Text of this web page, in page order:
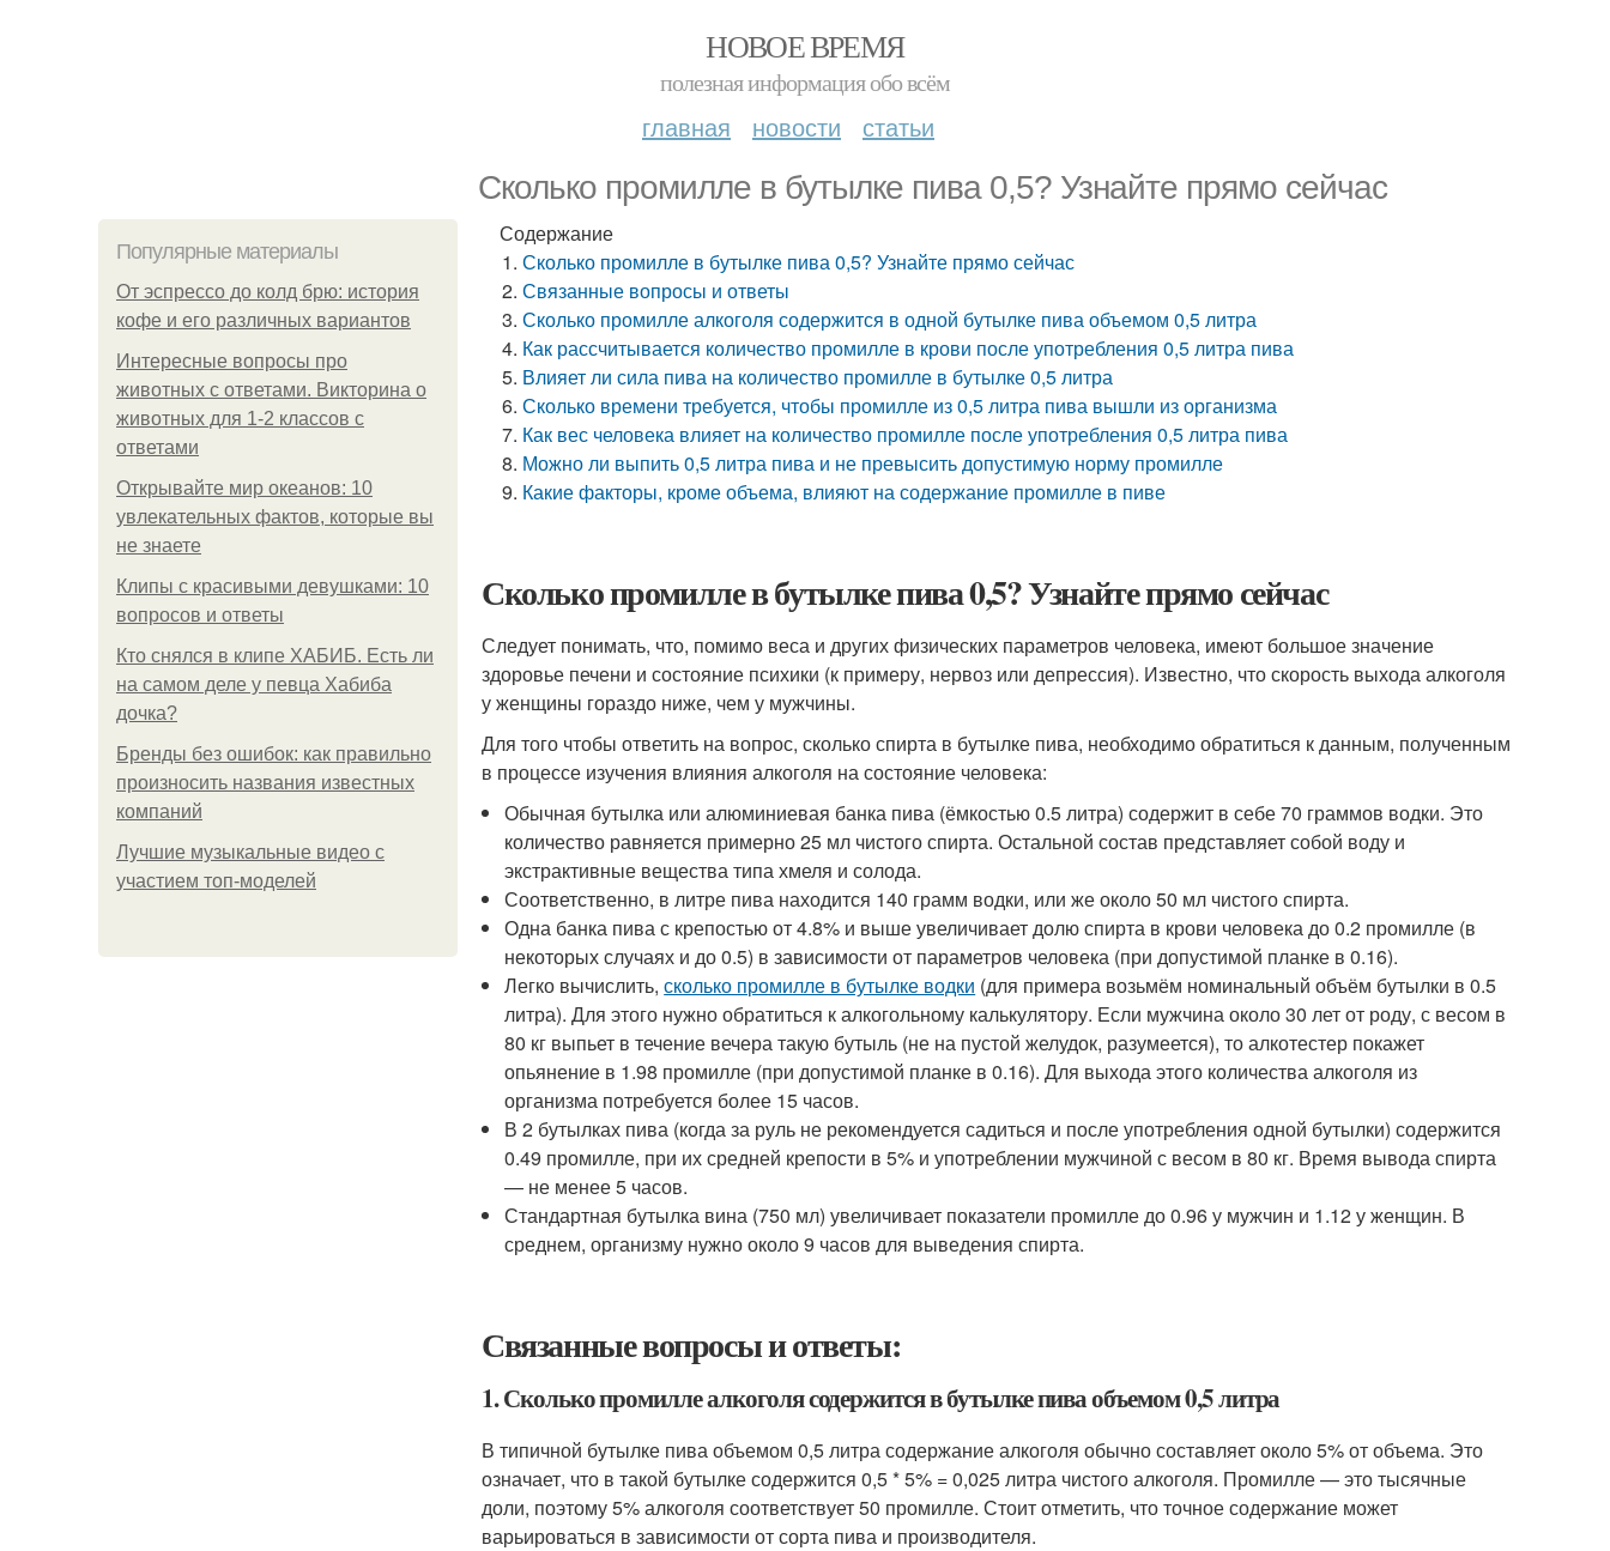
НОВОЕ ВРЕМЯ
полезная информация обо всём
главная новости статьи
Сколько промилле в бутылке пива 0,5? Узнайте прямо сейчас
Популярные материалы
От эспрессо до колд брю: история
кофе и его различных вариантов
Интересные вопросы про
животных с ответами. Викторина о
животных для 1-2 классов с
ответами
Открывайте мир океанов: 10
увлекательных фактов, которые вы
не знаете
Клипы с красивыми девушками: 10
вопросов и ответы
Кто снялся в клипе ХАБИБ. Есть ли
на самом деле у певца Хабиба
дочка?
Бренды без ошибок: как правильно
произносить названия известных
компаний
Лучшие музыкальные видео с
участием топ-моделей
Содержание
Сколько промилле в бутылке пива 0,5? Узнайте прямо сейчас
Связанные вопросы и ответы
Сколько промилле алкоголя содержится в одной бутылке пива объемом 0,5 литра
Как рассчитывается количество промилле в крови после употребления 0,5 литра пива
Влияет ли сила пива на количество промилле в бутылке 0,5 литра
Сколько времени требуется, чтобы промилле из 0,5 литра пива вышли из организма
Как вес человека влияет на количество промилле после употребления 0,5 литра пива
Можно ли выпить 0,5 литра пива и не превысить допустимую норму промилле
Какие факторы, кроме объема, влияют на содержание промилле в пиве
Сколько промилле в бутылке пива 0,5? Узнайте прямо сейчас
Следует понимать, что, помимо веса и других физических параметров человека, имеют большое значение
здоровье печени и состояние психики (к примеру, нервоз или депрессия). Известно, что скорость выхода алкоголя
у женщины гораздо ниже, чем у мужчины.
Для того чтобы ответить на вопрос, сколько спирта в бутылке пива, необходимо обратиться к данным, полученным
в процессе изучения влияния алкоголя на состояние человека:
Обычная бутылка или алюминиевая банка пива (ёмкостью 0.5 литра) содержит в себе 70 граммов водки. Это
количество равняется примерно 25 мл чистого спирта. Остальной состав представляет собой воду и
экстрактивные вещества типа хмеля и солода.
Соответственно, в литре пива находится 140 грамм водки, или же около 50 мл чистого спирта.
Одна банка пива с крепостью от 4.8% и выше увеличивает долю спирта в крови человека до 0.2 промилле (в
некоторых случаях и до 0.5) в зависимости от параметров человека (при допустимой планке в 0.16).
Легко вычислить,сколько промилле в бутылке водки (для примера возьмём номинальный объём бутылки в 0.5
литра). Для этого нужно обратиться к алкогольному калькулятору. Если мужчина около 30 лет от роду, с весом в
80 кг выпьет в течение вечера такую бутыль (не на пустой желудок, разумеется), то алкотестер покажет
опьянение в 1.98 промилле (при допустимой планке в 0.16). Для выхода этого количества алкоголя из
организма потребуется более 15 часов.
В 2 бутылках пива (когда за руль не рекомендуется садиться и после употребления одной бутылки) содержится
0.49 промилле, при их средней крепости в 5% и употреблении мужчиной с весом в 80 кг. Время вывода спирта
— не менее 5 часов.
Стандартная бутылка вина (750 мл) увеличивает показатели промилле до 0.96 у мужчин и 1.12 у женщин. В
среднем, организму нужно около 9 часов для выведения спирта.
Связанные вопросы и ответы:
1. Сколько промилле алкоголя содержится в бутылке пива объемом 0,5 литра
В типичной бутылке пива объемом 0,5 литра содержание алкоголя обычно составляет около 5% от объема. Это
означает, что в такой бутылке содержится 0,5 * 5% = 0,025 литра чистого алкоголя. Промилле — это тысячные
доли, поэтому 5% алкоголя соответствует 50 промилле. Стоит отметить, что точное содержание может
варьироваться в зависимости от сорта пива и производителя.